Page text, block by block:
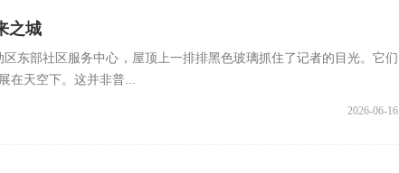
之城
东部社区服务中心，屋顶上一排排黑色玻璃抓住了记者的目光。它们
在天空下。这并非普...
2026-06-16